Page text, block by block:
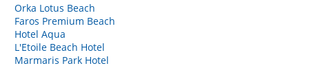
Orka Lotus Beach
Faros Premium Beach
Hotel Aqua
L'Etoile Beach Hotel
Marmaris Park Hotel